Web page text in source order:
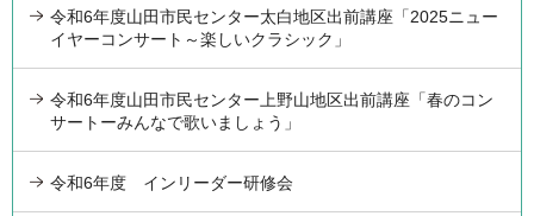
令和6年度山田市民センター太白地区出前講座「2025ニュー
イヤーコンサート～楽しいクラシック」
令和6年度山田市民センター上野山地区出前講座「春のコン
サートーみんなで歌いましょう」
令和6年度 インリーダー研修会